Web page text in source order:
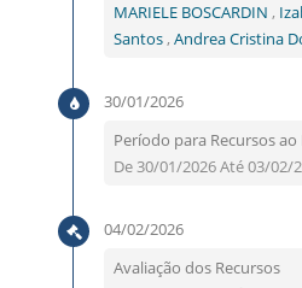
MARIELE BOSCARDIN ,
Santos, Andrea Cristina
30/01/2026
Período para Recursos
De 30/01/2026 Até 03/02/
04/02/2026
Avaliação dos Recursos